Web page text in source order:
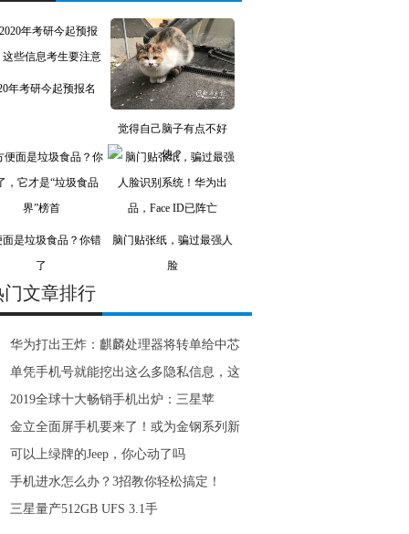
年考研今起预报名
觉得自己脑子有点不好
使？
面是垃圾食品？你错
了
脑门贴张纸，骗过最强人
脸
门文章排行
华为打出王炸：麒麟处理器将转单给中芯
单凭手机号就能挖出这么多隐私信息，这
2019全球十大畅销手机出炉：三星苹
金立全面屏手机要来了！或为金钢系列新
可以上绿牌的Jeep，你心动了吗
手机进水怎么办？3招教你轻松搞定！
三星量产512GB UFS 3.1手